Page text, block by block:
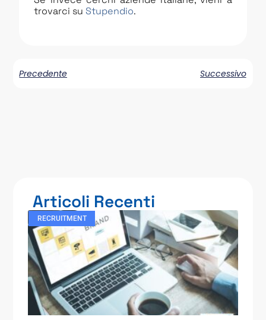
trovarci suStupendio.
Precedente Successivo
Articoli Recenti
RECRUITMENT